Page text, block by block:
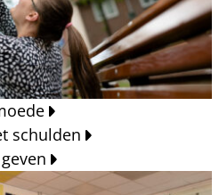
schulden